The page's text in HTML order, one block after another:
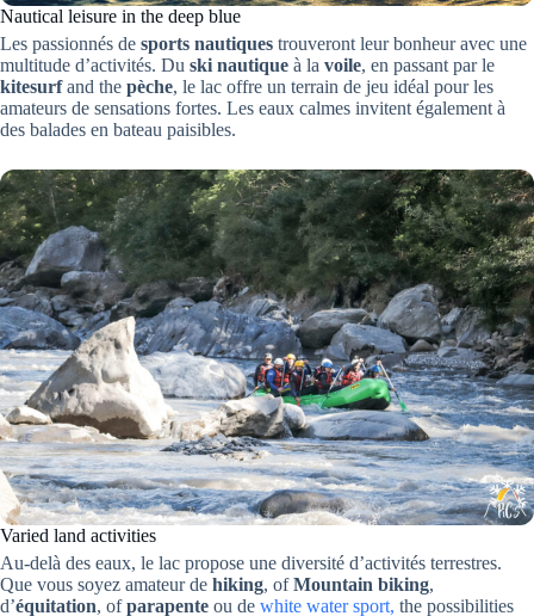
Nautical leisure in the deep blue
Les passionnés de sports nautiques trouveront leur bonheur avec une
multitude d’activités. Du ski nautique à la voile, en passant par le
kitesurfand the pèche, le lac offre un terrain de jeu idéal pour les
amateurs de sensations fortes. Les eaux calmes invitent également à
des balades en bateau paisibles.
Varied land activities
Au-delà des eaux, le lac propose une diversité d’activités terrestres.
Que vous soyez amateur de hiking, ofMountain biking,
d’équitation, ofparapente ou de white water sport, the possibilities